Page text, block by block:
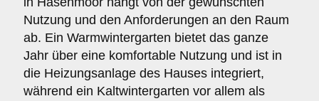
Nutzung und den Anforderungen an den Raum
ab. Ein Warmwintergarten bietet das ganze
Jahr über eine komfortable Nutzung und ist in
die Heizungsanlage des Hauses integriert,
während ein Kaltwintergarten vor allem als